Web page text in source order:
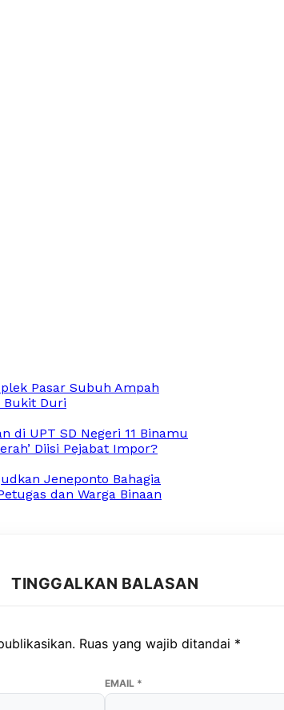
Pasar Subuh Ampah
Bukit Duri
di UPT SD Negeri 11 Binamu
Diisi Pejabat Impor?
Jeneponto Bahagia
dan Warga Binaan
TINGGALKAN BALASAN
Ruas yang wajib ditandai *
EMAIL *